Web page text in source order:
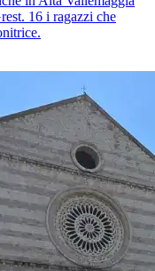
16 i ragazzi che